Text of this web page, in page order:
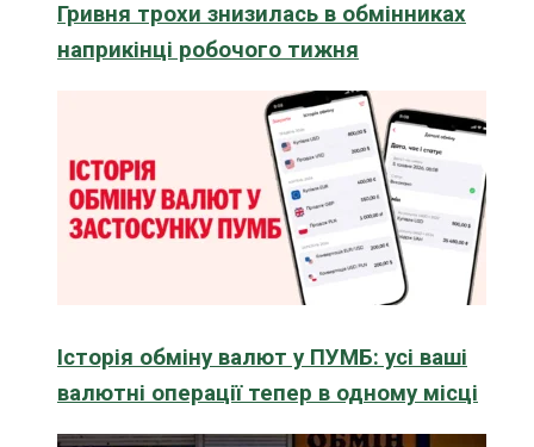
Гривня трохи знизилась в обмінниках
наприкінці робочого тижня
Історія обміну валют у ПУМБ: усі ваші
валютні операції тепер в одному місці